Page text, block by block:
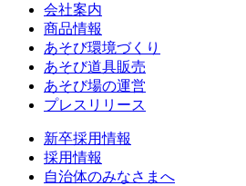
会社案内
商品情報
あそび環境づくり
あそび道具販売
あそび場の運営
プレスリリース
新卒採用情報
採用情報
自治体のみなさまへ